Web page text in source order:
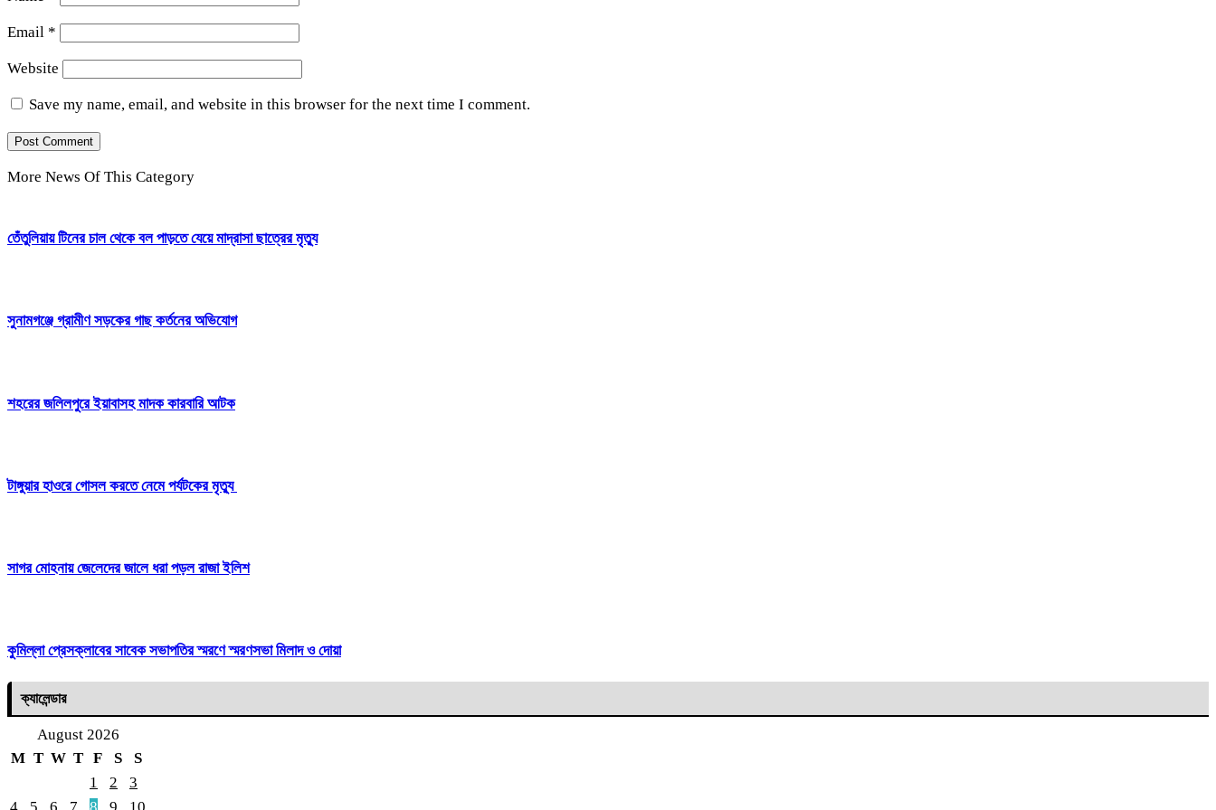
Email *
Website
Save my name, email, and website in this browser for the next time I comment.
More News Of This Category
তেঁতুলিয়ায় টিনের চাল থেকে বল পাড়তে যেয়ে মাদ্রাসা ছাত্রের মৃত্যু
সুনামগঞ্জে গ্রামীণ সড়কের গাছ কর্তনের অভিযোগ
শহরের জলিলপুরে ইয়াবাসহ মাদক কারবারি আটক
টাঙ্গুয়ার হাওরে গোসল করতে নেমে পর্যটকের মৃত্যু
সাগর মোহনায় জেলেদের জালে ধরা পড়ল রাজা ইলিশ
কুমিল্লা প্রেসক্লাবের সাবেক সভাপতির স্মরণে স্মরণসভা মিলাদ ও দোয়া
ক্যালেন্ডার
August 2026
M T W T F S
S
1
2
3